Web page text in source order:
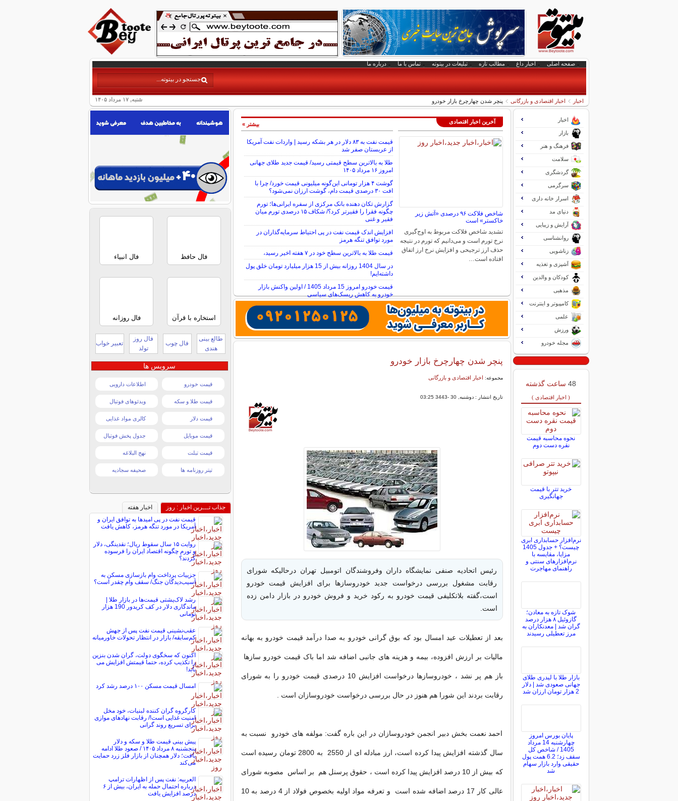
صفحه اصلی اخبار داغ مطالب تازه تبلیغات در بیتوته تماس با ما درباره ما
شنبه, ۱۷ مرداد ۱۴۰۵ اخبار اخبار اقتصادی و بازرگانی پنچر شدن چهارچرخ بازار خودرو
آخرین اخبار اقتصادی
شاخص فلاکت ۹۶ درصدی «آتش زیر
خاکستر» است
تشدید شاخص فلاکت مربوط به اوج‌گیری
نرخ تورم است و می‌دانیم که تورم در نتیجه
حذف ارز ترجیحی و افزایش نرخ ارز اتفاق
افتاده است…
قیمت نفت به ۸۳ دلار در هر بشکه رسید | واردات نفت آمریکا
از عربستان صفر شد
طلا به بالاترین سطح قیمتی رسید/ قیمت جدید طلای جهانی
امروز ۱۶ مرداد ۱۴۰۵
گوشت ۴ هزار تومانی این‌گونه میلیونی قیمت خورد/ چرا با
افت ۳۰ درصدی قیمت دام، گوشت ارزان نمی‌شود؟
گزارش تکان‌ دهنده بانک مرکزی از سفره ایرانی‌ها؛ تورم
چگونه فقرا را فقیرتر کرد؟/ شکاف ۱۵ درصدی تورم میان
فقیر و غنی
افزایش اندک قیمت نفت در پی احتیاط سرمایه‌گذاران در
مورد توافق تنگه هرمز
قیمت طلا به بالاترین سطح خود در ۷ هفته اخیر رسید،
در سال 1404 روزانه بیش از 15 هزار میلیارد تومان خلق پول
داشته‌ایم!
قیمت خودرو امروز 15 مرداد 1405 / اولین واکنش بازار
خودرو به کاهش ریسک‌های سیاسی
قیمت نفت در پی امیدها به توافق ایران و آمریکا در مورد تنگه
هرمز، کاهش یافت
بیشتر »
پنچر شدن چهارچرخ بازار خودرو
مجموعه: اخبار اقتصادی و بازرگانی
تاریخ انتشار : دوشنبه, 30 -3443 03:25
رئیس اتحادیه صنفی نمایشگاه داران وفروشندگان اتومبیل تهران درحالیکه شورای
رقابت مشغول بررسی درخواست جدید خودروسازها برای افزایش قیمت خودرو
است،گفته بلاتکلیفی قیمت خودرو به رکود خرید و فروش خودرو در بازار دامن زده
است.
بعد از تعطیلات عید امسال بود که بوق گرانی خودرو به صدا درآمد قیمت خودرو به بهانه
مالیات بر ارزش افزوده، بیمه و هزینه های جانبی اضافه شد اما باک قیمت خودرو سازها
باز هم پر نشد ، خودروسازها درخواست افزایش 10 درصدی قیمت خودرو را به شورای
رقابت بردند این شورا هم هنوز در حال بررسی درخواست خودروسازان است .
احمد نعمت بخش دبیر انجمن خودروسازان در این باره گفت: مولفه های خودرو نسبت به
سال گذشته افزایش پیدا کرده است، ارز مبادله ای از 2550 به 2800 تومان رسیده است
که بیش از 10 درصد افزایش پیدا کرده است ، حقوق پرسنل هم بر اساس مصوبه شورای
عالی کار 17 درصد اضافه شده است و تعرفه مواد اولیه بخصوص فولاد از 4 درصد به 10
اخبار
بازار
فرهنگ و هنر
سلامت
گردشگری
سرگرمی
اسرار خانه داری
دنیای مد
آرایش و زیبایی
روانشناسی
زناشویی
آشپزی و تغذیه
کودکان و والدین
مذهبی
کامپیوتر و اینترنت
علمی
ورزش
مجله خودرو
48 ساعت گذشته
( اخبار اقتصادی )
نحوه محاسبه قیمت
نقره دست دوم
خرید تتر با قیمت
جهانگیری
نرم‌افزار حسابداری ابری
چیست؟ + جدول 1405
مزایا، مقایسه با
نرم‌افزارهای سنتی و
راهنمای مهاجرت
شوک تازه به معادن؛
گازوئیل ۸ هزار درصد
گران شد | معدنکاران به
مرز تعطیلی رسیدند
بازار طلا با لیدری طلای
جهانی صعودی شد | دلار
2 هزار تومان ارزان شد
پایان بورس امروز
چهارشنبه 14 مرداد
1405 / شاخص کل
سقف زد؛ 6.2 همت پول
حقیقی وارد بازار سهام
شد
فال حافظ فال انبیاء
استخاره با قرآن فال روزانه
طالع بینی
هندی
فال چوب
فال روز
تولد
تعبیر خواب
سرویس ها
قیمت خودرو اطلاعات دارویی
قیمت طلا و سکه ویدئوهای فوتبال
قیمت دلار کالری مواد غذایی
قیمت موبایل جدول پخش فوتبال
قیمت تبلت نهج البلاغه
تیتر روزنامه ها صحیفه سجادیه
جذاب تـــرین اخبار : روز
اخبار هفته
قیمت نفت در پی امیدها به توافق ایران و
آمریکا در مورد تنگه هرمز، کاهش یافت
روایت ۱۵ سال سقوط ریال؛ نقدینگی، دلار
و تورم چگونه اقتصاد ایران را فرسوده
کردند؟
جزییات پرداخت وام بازسازی مسکن به
آسیب‌دیدگان جنگ/ سقف وام چقدر است؟
رشد لاک‌پشتی قیمت‌ها در بازار طلا |
ماندگاری دلار در کف کریدور 190 هزار
تومانی
عقب‌نشینی قیمت نفت پس از جهش
کم‌سابقه/ بازار در انتظار تحولات خاورمیانه
اکنون که سخگوی دولت، گران شدن بنزین
را تکذیب کرده، حتما قیمتش افزایش می
یابد!
امسال قیمت مسکن ۱۰۰ درصد رشد کرد
کارگروه گران کننده لبنیات، خود مخل
امنیت غذایی است!/ رقابت نهاد‌های موازی
برای تسریع روند گرانی
پیش ‌بینی قیمت طلا و سکه و دلار
پنجشنبه ۸ مرداد ۱۴۰۵ / صعود طلا ادامه
یافت؛ دلار همچنان از بازار فلز زرد حمایت
می‌کند
العربیه: نفت پس از اظهارات ترامپ
درباره احتمال حمله به ایران، بیش از ۶
درصد افزایش یافت